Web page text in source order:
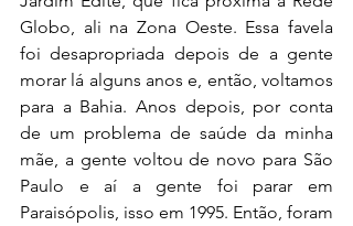
Globo, ali na Zona Oeste. Essa favela
foi desapropriada depois de a gente
morar lá alguns anos e, então, voltamos
para a Bahia. Anos depois, por conta
de um problema de saúde da minha
mãe, a gente voltou de novo para São
Paulo e aí a gente foi parar em
Paraisópolis, isso em 1995. Então, foram